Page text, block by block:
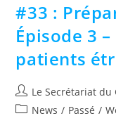
#33 :
Épisode 3
patients
Le Secrétariat du
News / Passé /